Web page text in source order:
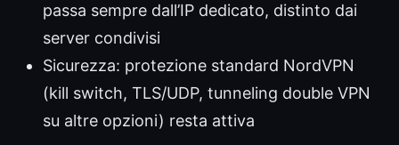
passa sempre dall’IP dedicato, distinto dai
server condivisi
Sicurezza: protezione standard NordVPN
(kill switch, TLS/UDP, tunneling double VPN
su altre opzioni) resta attiva